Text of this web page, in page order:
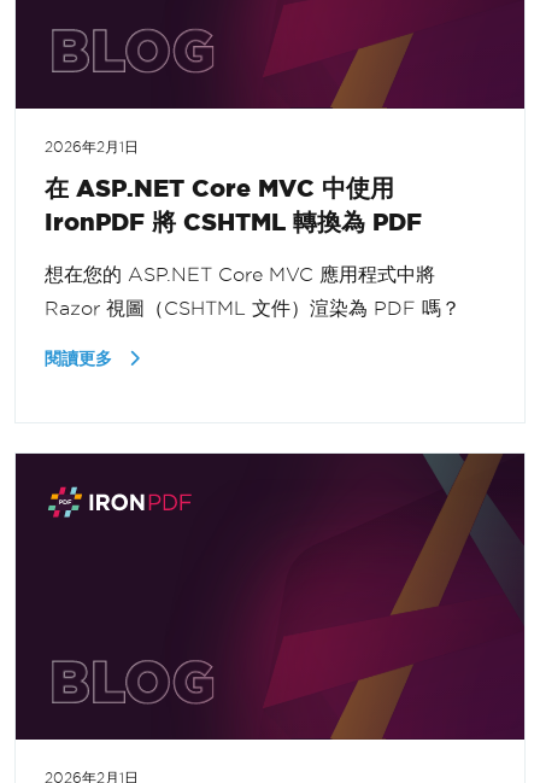
2026年2月1日
在 ASP.NET Core MVC 中使用
IronPDF 將 CSHTML 轉換為 PDF
想在您的 ASP.NET Core MVC 應用程式中將
Razor 視圖（CSHTML 文件）渲染為 PDF 嗎？
閱讀更多
2026年2月1日